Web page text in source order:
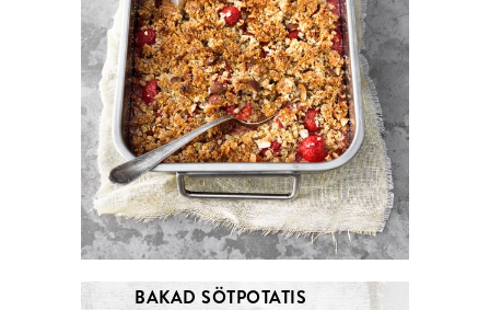
BAKAD SÖTPOTATIS